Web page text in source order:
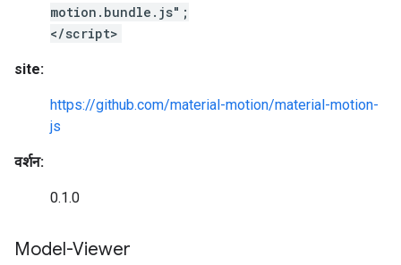
motion.bundle.js";
</script>
site:
https://github.com/material-motion/material-motion-
js
वर्शन:
0.1.0
Model-Viewer